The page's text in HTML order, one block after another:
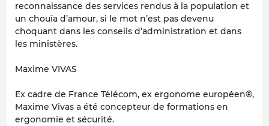
reconnaissance des services rendus à la population et
un chouïa d’amour, si le mot n’est pas devenu
choquant dans les conseils d’administration et dans
les ministères.
Maxime VIVAS
Ex cadre de France Télécom, ex ergonome européen®,
Maxime Vivas a été concepteur de formations en
ergonomie et sécurité.